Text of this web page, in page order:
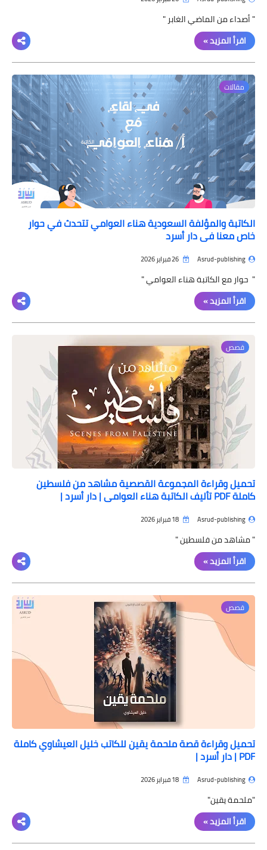
" أصداء من الماضي الغابر "
اقرأ المزيد »
مقالات
الكاتبة والمؤلفة السعودية هناء العوامي تتحدث في حوار
خاص معنا في دار أسرد
Asrud-publishing
" حوار مع الكاتبة هناء العوامي "
اقرأ المزيد »
قصص
تحميل وقراءة المجموعة القصصية مشاهد من فلسطين
كاملة PDF تأليف الكاتبة هناء العوامي | دار أسرد |
Asrud-publishing
" مشاهد من فلسطين "
اقرأ المزيد »
قصص
تحميل وقراءة قصة ملحمة يقين للكاتب خليل العيشاوي كاملة
PDF | دار أسرد |
Asrud-publishing
"ملحمة يقين"
اقرأ المزيد »